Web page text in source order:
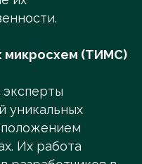
микросхем (ТИМС)
уникальных
Их работа